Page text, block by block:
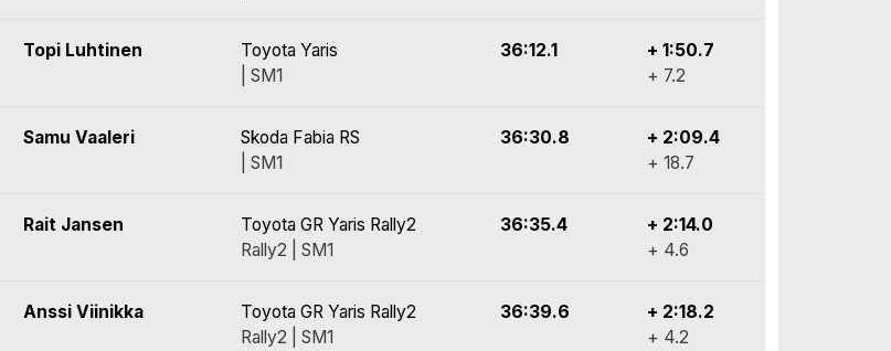
Topi Luhtinen
Toyota Yaris
| SM1
36:12.1
+ 1:50.7
+ 7.2
Samu Vaaleri
Skoda Fabia RS
| SM1
36:30.8
+ 2:09.4
+ 18.7
Rait Jansen
Toyota GR Yaris Rally2
Rally2 | SM1
36:35.4
+ 2:14.0
+ 4.6
Anssi Viinikka
Toyota GR Yaris Rally2
Rally2 | SM1
36:39.6
+ 2:18.2
+ 4.2